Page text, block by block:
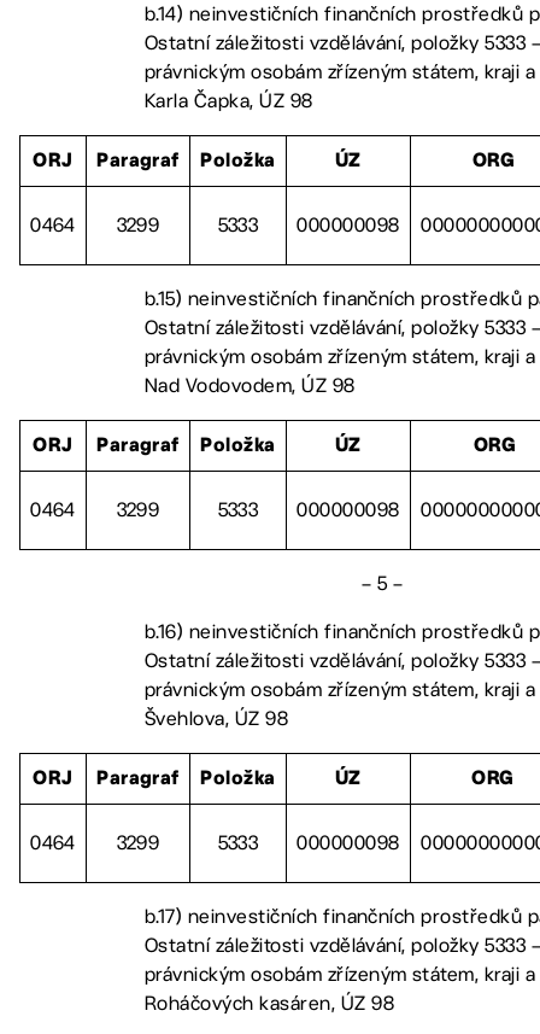
b.14) neinvestičních finančních prostředků
Ostatní záležitosti vzdělávání, položky 5333
právnickým osobám zřízeným státem, kraji a
Karla Čapka, ÚZ 98
ORJ Paragraf Položka ÚZ ORG
0464 3299 5333 000000098
b.15) neinvestičních finančních prostředků
Ostatní záležitosti vzdělávání, položky 5333
právnickým osobám zřízeným státem, kraji a
Nad Vodovodem, ÚZ 98
ORJ Paragraf Položka ÚZ ORG
0464 3299 5333 000000098
– 5 –
b.16) neinvestičních finančních prostředků
Ostatní záležitosti vzdělávání, položky 5333
právnickým osobám zřízeným státem, kraji a
Švehlova, ÚZ 98
ORJ Paragraf Položka ÚZ ORG
0464 3299 5333 000000098
b.17) neinvestičních finančních prostředků
Ostatní záležitosti vzdělávání, položky 5333
právnickým osobám zřízeným státem, kraji a
Roháčových kasáren, ÚZ 98